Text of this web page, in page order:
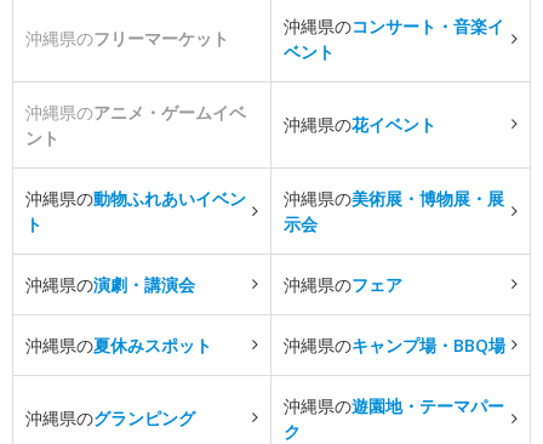
沖縄県のフリーマーケット
沖縄県のコンサート・音楽イ
ベント
沖縄県のアニメ・ゲームイベ
ント
沖縄県の花イベント
沖縄県の動物ふれあいイベン
ト
沖縄県の美術展・博物展・展
示会
沖縄県の演劇・講演会 沖縄県のフェア
沖縄県の夏休みスポット 沖縄県のキャンプ場・BBQ場
沖縄県のグランピング
沖縄県の遊園地・テーマパー
ク